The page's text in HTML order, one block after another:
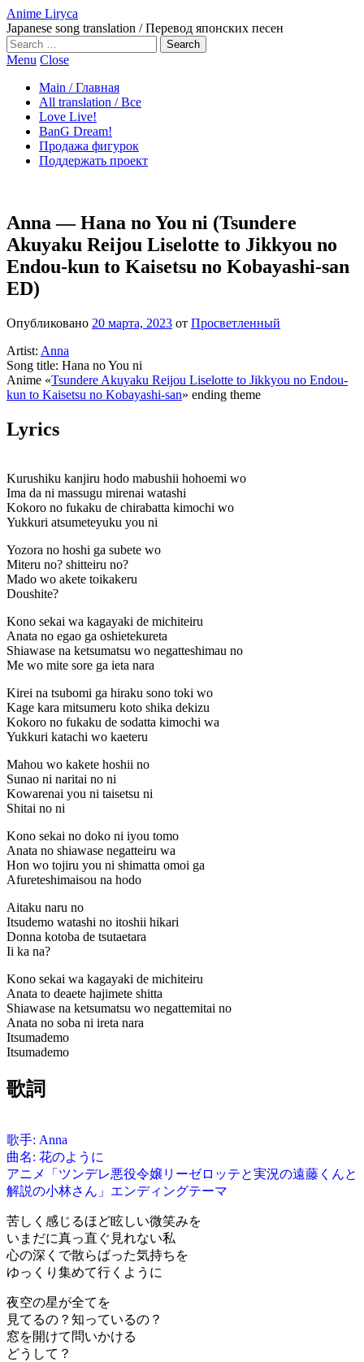
Anime Liryca
Japanese song translation / Перевод японских песен
Search
on:
Menu Close
Main / Главная
All translation / Все
Love Live!
BanG Dream!
Продажа фигурок
Поддержать проект
Anna — Hana no You ni (Tsundere
Akuyaku Reijou Liselotte to Jikkyou no
Endou-kun to Kaisetsu no Kobayashi-san
ED)
Опубликовано 20 марта, 2023 от Просветленный
Artist: Anna
Song title: Hana no You ni
Anime «Tsundere Akuyaku Reijou Liselotte to Jikkyou no Endou-
kun to Kaisetsu no Kobayashi-san» ending theme
Lyrics
Kurushiku kanjiru hodo mabushii hohoemi wo
Ima da ni massugu mirenai watashi
Kokoro no fukaku de chirabatta kimochi wo
Yukkuri atsumeteyuku you ni
Yozora no hoshi ga subete wo
Miteru no? shitteiru no?
Mado wo akete toikakeru
Doushite?
Kono sekai wa kagayaki de michiteiru
Anata no egao ga oshietekureta
Shiawase na ketsumatsu wo negatteshimau no
Me wo mite sore ga ieta nara
Kirei na tsubomi ga hiraku sono toki wo
Kage kara mitsumeru koto shika dekizu
Kokoro no fukaku de sodatta kimochi wa
Yukkuri katachi wo kaeteru
Mahou wo kakete hoshii no
Sunao ni naritai no ni
Kowarenai you ni taisetsu ni
Shitai no ni
Kono sekai no doko ni iyou tomo
Anata no shiawase negatteiru wa
Hon wo tojiru you ni shimatta omoi ga
Afureteshimaisou na hodo
Aitaku naru no
Itsudemo watashi no itoshii hikari
Donna kotoba de tsutaetara
Ii ka na?
Kono sekai wa kagayaki de michiteiru
Anata to deaete hajimete shitta
Shiawase na ketsumatsu wo negattemitai no
Anata no soba ni ireta nara
Itsumademo
Itsumademo
歌詞
歌手: Anna
曲名: 花のように
アニメ「ツンデレ悪役令嬢リーゼロッテと実況の遠藤くんと
解説の小林さん」エンディングテーマ
苦しく感じるほど眩しい微笑みを
いまだに真っ直ぐ見れない私
心の深くで散らばった気持ちを
ゆっくり集めて行くように
夜空の星が全てを
見てるの？知っているの？
窓を開けて問いかける
どうして？